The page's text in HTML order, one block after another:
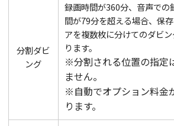
分割ダビ
ング
録画時間が360分、音声での
間が79分を超える場合、保
アを複数枚に分けてのダビ
ります。
※分割される位置の指定
ません。
※自動でオプション料金
ります。